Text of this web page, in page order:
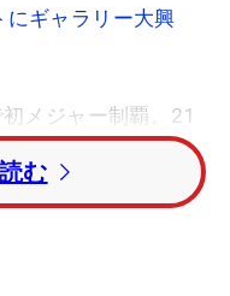
ギャラリー大興
初メジャー制覇。21
イバーショットで
も制したが、その後
む